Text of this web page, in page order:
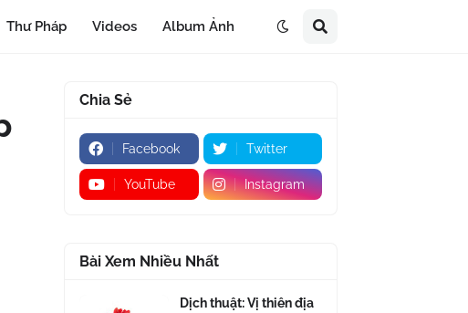
Thư Pháp Videos Album Ảnh
Chia Sẻ
Facebook Twitter
YouTube Instagram
Bài Xem Nhiều Nhất
Dịch thuật: Vị thiên địa